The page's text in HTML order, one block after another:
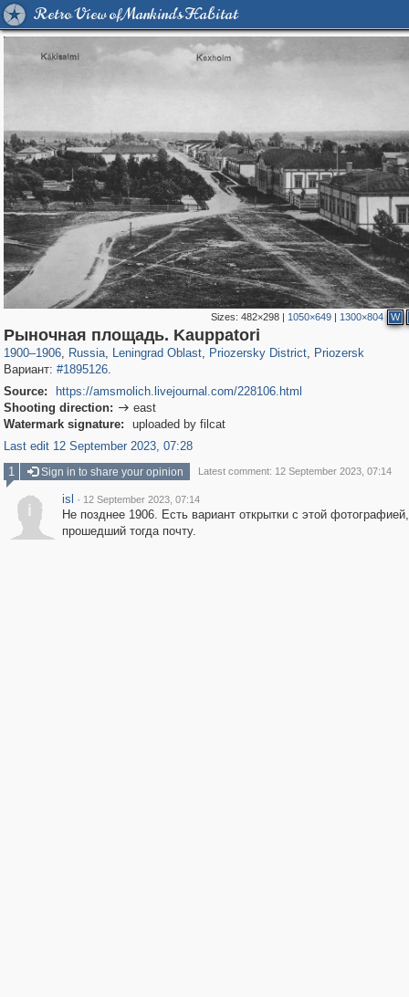
Retro View of Mankind's Habitat
Sizes: 482×298| 1050×649| 1300×804 W
Рыночная площадь. Kauppatori
1900–1906, Russia
1,406,837 29,243
, Leningrad Oblast
38,974 592
, Priozersky District
2,379 15
, Priozersk
Вариант: #1895126.
Source:
https://amsmolich.livejournal.com/228106.html
Shooting direction:  east
Watermark signature:
uploaded by filcat
Last edit 12 September 2023, 07:28
1
Sign in to share your opinion Latest comment: 12 September 2023, 07:14
i
isl · 12 September 2023, 07:14
Не позднее 1906. Есть вариант открытки с этой фотографией,
прошедший тогда почту.